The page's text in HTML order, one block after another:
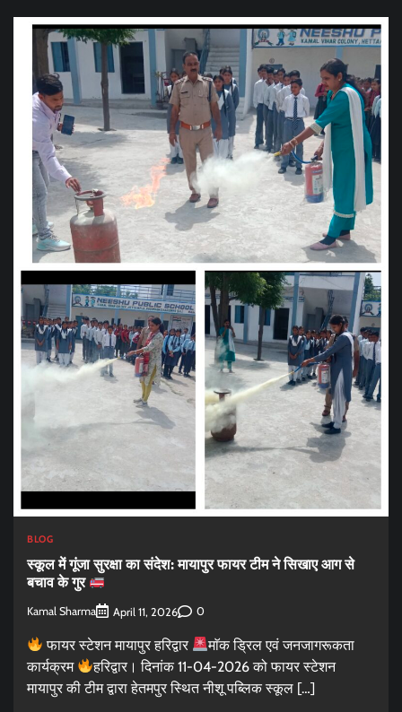
BLOG
स्कूल में गूंजा सुरक्षा का संदेश: मायापुर फायर टीम ने सिखाए आग से
बचाव के गुर
Kamal Sharma April 11, 2026 0
फायर स्टेशन मायापुर हरिद्वार
माॅक ड्रिल एवं जनजागरूकता
कार्यक्रम
हरिद्वार। दिनांक 11-04-2026 को फायर स्टेशन
मायापुर की टीम द्वारा हेतमपुर स्थित नीशू पब्लिक स्कूल […]